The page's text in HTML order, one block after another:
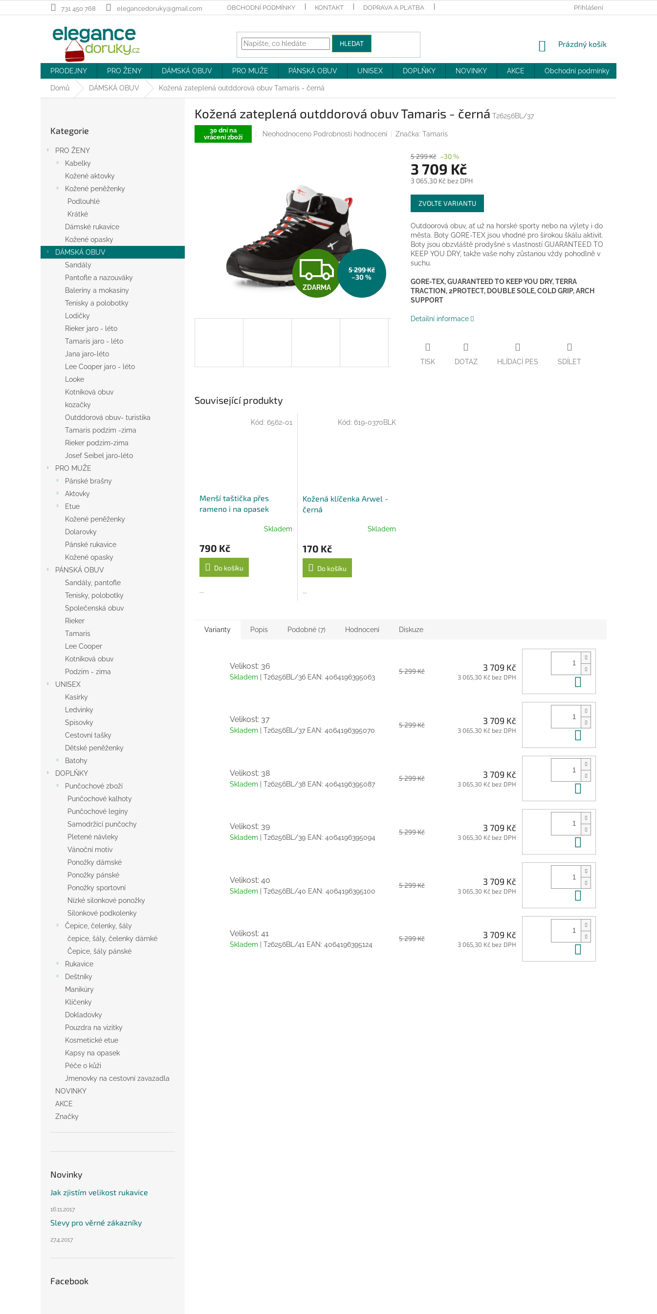
na
731 450 768 elegancedoruky@gmail.com OBCHODNÍ PODMÍNKY KONTAKT DOPRAVA A PLATBA MOJE OBJEDNÁVKA
Přihlášení
HLEDAT
NÁKUPNÍ
Prázdný košík
PRODEJNY PRO ŽENY DÁMSKÁ OBUV PRO MUŽE PÁNSKÁ OBUV UNISEX DOPLŇKY NOVINKY AKCE Obchodní podmínky
Domů DÁMSKÁ OBUV Kožená zateplená outddorová obuv Tamaris - černá
l
kategorie
Kategorie
PRO ŽENY
Kabelky
Kožené aktovky
Kožené peněženky
Podlouhlé
Krátké
Dámské rukavice
Kožené opasky
DÁMSKÁ OBUV
Sandály
Pantofle a nazouváky
Baleríny a mokasíny
Tenisky a polobotky
Lodičky
Rieker jaro - léto
Tamaris jaro - léto
Jana jaro-léto
Lee Cooper jaro - léto
Looke
Kotníková obuv
kozačky
Outddorová obuv- turistika
Tamaris podzim -zima
Rieker podzim-zima
Josef Seibel jaro-léto
PRO MUŽE
Pánské brašny
Aktovky
Etue
Kožené peněženky
Dolarovky
Pánské rukavice
Kožené opasky
PÁNSKÁ OBUV
Sandály, pantofle
Tenisky, polobotky
Společenská obuv
Rieker
Tamaris
Lee Cooper
Kotníková obuv
Podzim - zima
UNISEX
Kasírky
Ledvinky
Spisovky
Cestovní tašky
Dětské peněženky
Batohy
DOPLŇKY
Punčochové zboží
Punčochové kalhoty
Punčochové legíny
Samodržící punčochy
Pletené návleky
Vánoční motiv
Ponožky dámské
Ponožky pánské
Ponožky sportovní
Nízké silonkové ponožky
Silonkové podkolenky
Čepice, čelenky, šály
čepice, šály, čelenky dámké
Čepice, šály pánské
Rukavice
Deštníky
Manikúry
Klíčenky
Dokladovky
Pouzdra na vizitky
Kosmetické etue
Kapsy na opasek
Péče o kůži
Jmenovky na cestovní zavazadla
NOVINKY
AKCE
Značky
Novinky
Jak zjistím velikost rukavice
16.11.2017
Slevy pro věrné zákazníky
27.4.2017
Facebook
Kožená zateplená outddorová obuv Tamaris - černá T26256BL/37
30 dní na
vrácení zboží
Průměrné
hvězdiček.
Neohodnoceno Podrobnosti hodnocení Značka:Tamaris
Z
D
R
ZDARMA
5 299 Kč
–30 %
5 299 Kč –30 %
3 709 Kč
3 065,30 Kč bez DPH
Měrná
cena:
ZVOLTE VARIANTU
Outdoorová obuv, ať už na horské sporty nebo na výlety i do
města. Boty GORE-TEX jsou vhodné pro širokou škálu aktivit.
Boty jsou obzvláště prodyšné s vlastností GUARANTEED TO
KEEP YOU DRY, takže vaše nohy zůstanou vždy pohodlně v
suchu.
GORE-TEX, GUARANTEED TO KEEP YOU DRY, TERRA
TRACTION, 2PROTECT, DOUBLE SOLE, COLD GRIP, ARCH
SUPPORT
Detailní informace
TISK DOTAZ HLÍDACÍ PES SDÍLET
Související produkty
Menší taštička přes
rameno i na opasek
Skladem
790 Kč
Do košíku
...
Kód: 6562-01
Kožená klíčenka Arwel -
černá
Skladem
170 Kč
Do košíku
...
Kód: 619-0370BLK
Varianty Popis Podobné (7) Hodnocení Diskuze
Velikost: 36
Skladem | T26256BL/36 EAN: 4064196395063
5 299 Kč 3 709 Kč
3 065,30 Kč bez DPH
Velikost: 37
Skladem | T26256BL/37 EAN: 4064196395070
5 299 Kč 3 709 Kč
3 065,30 Kč bez DPH
Velikost: 38
Skladem | T26256BL/38 EAN: 4064196395087
5 299 Kč 3 709 Kč
3 065,30 Kč bez DPH
Velikost: 39
Skladem | T26256BL/39 EAN: 4064196395094
5 299 Kč 3 709 Kč
3 065,30 Kč bez DPH
Velikost: 40
Skladem | T26256BL/40 EAN: 4064196395100
5 299 Kč 3 709 Kč
3 065,30 Kč bez DPH
Velikost: 41
Skladem | T26256BL/41 EAN: 4064196395124
5 299 Kč 3 709 Kč
3 065,30 Kč bez DPH